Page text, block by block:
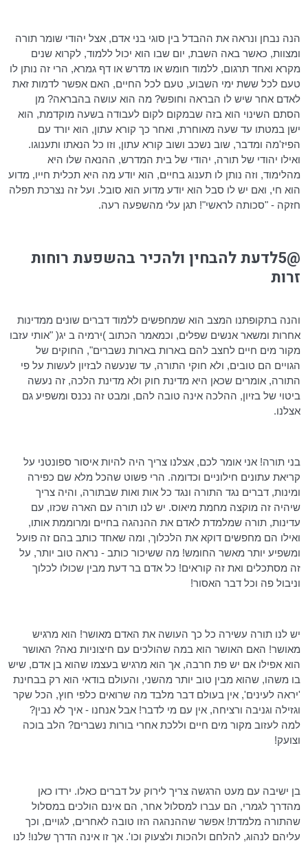
הנה נבחן ונראה את ההבדל בין סוגי בני אדם, אצל יהודי שומר תורה
ומצוות, כאשר באה השבת, יום שבו הוא יכול ללמוד, לקרוא שנים
מקרא ואחד תרגום, ללמוד חומש או מדרש או דף גמרא, הרי זה נותן לו
טעם לכל ששת ימי השבוע, טעם לכל החיים, האם אפשר לדמות זאת
לאדם אחר שיש לו הבראה וחופש? מה הוא עושה בהבראה? מן
הסתם השינוי הוא בזה שבמקום לקום לעבודה בשעה מוקדמת, הוא
ישן במטתו עד שעה מאוחרת, ואחר כך קורא עתון, הוא יורד עם
הפיז'מה ומדבר, שוב נשכב ושוב קורא עתון, וזו כל הנאתו ותענוגו.
ואילו יהודי של תורה, יהודי של בית המדרש, ההנאה שלו היא
מהלימוד, וזה נותן לו תענוג בחיים, הוא יודע מה היא תכלית חייו, מדוע
הוא חי, ואם יש לו סבל הוא יודע מדוע הוא סובל. ועל זה נצרכת תפלה
חזקה - "סכותה לראשי"! תגן עלי מהשפעה רעה.
@5לדעת להבחין ולהכיר בהשפעת רוחות
זרות
והנה בתקופתנו המצב הוא שמחפשים ללמוד דברים שונים ממדינות
אחרות ומשאר אנשים שפלים, וכמאמר הכתוב )ירמיה ב יג( "אותי עזבו
מקור מים חיים לחצב להם בארות בארות נשברים", החוקים של
הגויים הם טובים, ולא חוקי התורה, עד שנעשה לבזיון לעשות על פי
התורה, אומרים שכאן היא מדינת חוק ולא מדינת הלכה, זה נעשה
ביטוי של בזיון, ההלכה אינה טובה להם, ומבט זה נכנס ומשפיע גם
אצלנו.
בני תורה! אני אומר לכם, אצלנו צריך היה להיות איסור ספונטני על
קריאת עתונים חילוניים וכדומה. הרי פשוט שהכל מלא שם כפירה
ומינות, דברים נגד התורה ונגד כל אות ואות שבתורה, והיה צריך
שיהיה זה מוקצה מחמת מיאוס. יש לנו תורה עם הארה שכזו, עם
עדינות, תורה שמלמדת לאדם את ההנהגה בחיים ומרוממת אותו,
ואילו הם מחפשים דוקא את הלכלוך, ומה שאחד כותב בהם זה פועל
ומשפיע יותר מאשר החומש! מה ששיכור כותב - נראה טוב יותר, על
זה מסתכלים ואת זה קוראים! כל אדם בר דעת מבין שכולו לכלוך
וניבול פה וכל דבר האסור!
יש לנו תורה עשירה כל כך העושה את האדם מאושר! הוא מרגיש
מאושר! האם האושר הוא במה שהולכים עם חיצוניות נאה? האושר
הוא אפילו אם יש פת חרבה, אך הוא מרגיש בעצמו שהוא בן אדם, שיש
בו משהו, שהוא מבין טוב יותר מהשני, והעולם בודאי הוא רק בבחינת
'יראה לעינים', אין בעולם דבר מלבד מה שרואים כלפי חוץ, הכל שקר
וגזילה וגניבה ורציחה, אין עם מי לדבר! אבל אנחנו - איך לא נבין?
למה לעזוב מקור מים חיים וללכת אחרי בורות נשברים? הלב בוכה
וצועק!
בן ישיבה עם מעט הרגשה צריך לירוק על דברים כאלו. ירדו כאן
מהדרך לגמרי, הם עברו למסלול אחר, הם אינם הולכים במסלול
שהתורה מלמדת! אפשר שההנהגה הזו טובה לאחרים, לגויים, וכך
עליהם לנהוג, להלחם ולהכות ולצעוק וכו'. אך זו אינה הדרך שלנו! לנו